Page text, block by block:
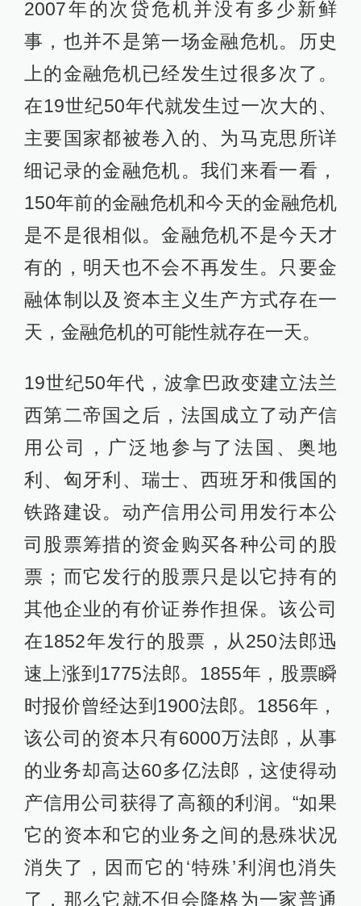
2007年的次贷危机并没有多少新鲜
事，也并不是第一场金融危机。历史
上的金融危机已经发生过很多次了。
在19世纪50年代就发生过一次大的、
主要国家都被卷入的、为马克思所详
细记录的金融危机。我们来看一看，
150年前的金融危机和今天的金融危机
是不是很相似。金融危机不是今天才
有的，明天也不会不再发生。只要金
融体制以及资本主义生产方式存在一
天，金融危机的可能性就存在一天。
19世纪50年代，波拿巴政变建立法兰
西第二帝国之后，法国成立了动产信
用公司，广泛地参与了法国、奥地
利、匈牙利、瑞士、西班牙和俄国的
铁路建设。动产信用公司用发行本公
司股票筹措的资金购买各种公司的股
票；而它发行的股票只是以它持有的
其他企业的有价证券作担保。该公司
在1852年发行的股票，从250法郎迅
速上涨到1775法郎。1855年，股票瞬
时报价曾经达到1900法郎。1856年，
该公司的资本只有6000万法郎，从事
的业务却高达60多亿法郎，这使得动
产信用公司获得了高额的利润。“如果
它的资本和它的业务之间的悬殊状况
消失了，因而它的‘特殊’利润也消失
了，那么它就不但会降格为一家普通